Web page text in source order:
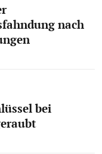
nach
bei